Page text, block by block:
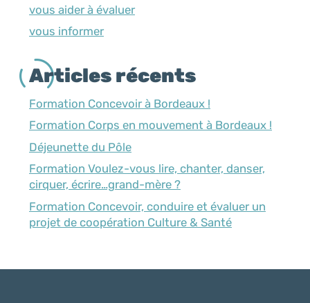
vous aider à évaluer
vous informer
Articles récents
Formation Concevoir à Bordeaux !
Formation Corps en mouvement à Bordeaux !
Déjeunette du Pôle
Formation Voulez-vous lire, chanter, danser,
cirquer, écrire…grand-mère ?
Formation Concevoir, conduire et évaluer un
projet de coopération Culture & Santé